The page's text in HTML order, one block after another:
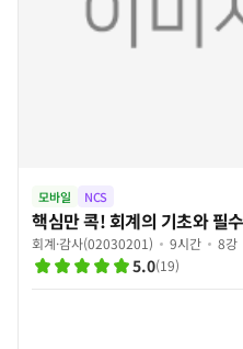
모바일 NCS
핵심만 콕! 회계의 기초와 필
회계·감사(02030201) 9시간 8강
5.0(19)